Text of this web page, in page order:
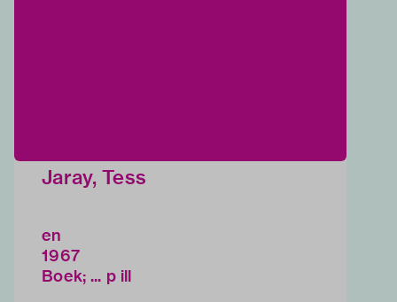
Jaray, Tess
en
1967
Boek; ... p ill